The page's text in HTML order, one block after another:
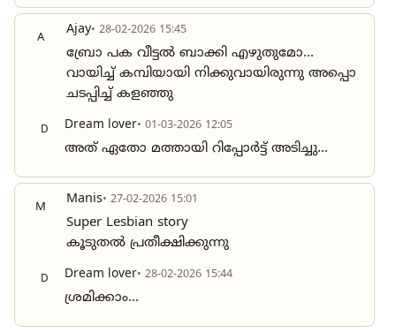
A Ajay• 28-02-2026 15:45
ബ്രോ പക വീട്ടൽ ബാക്കി എഴുതുമോ...
വായിച്ച് കമ്പിയായി നിക്കുവായിരുന്നു അപ്പൊ
ചടപ്പിച്ച് കളഞ്ഞു
D Dream lover• 01-03-2026 12:05
അത് ഏതോ മത്തായി റിപ്പോർട്ട് അടിച്ചു...
M Manis• 27-02-2026 15:01
Super Lesbian story
കൂടുതൽ പ്രതീക്ഷിക്കുന്നു
D Dream lover• 28-02-2026 15:44
ശ്രമിക്കാം...